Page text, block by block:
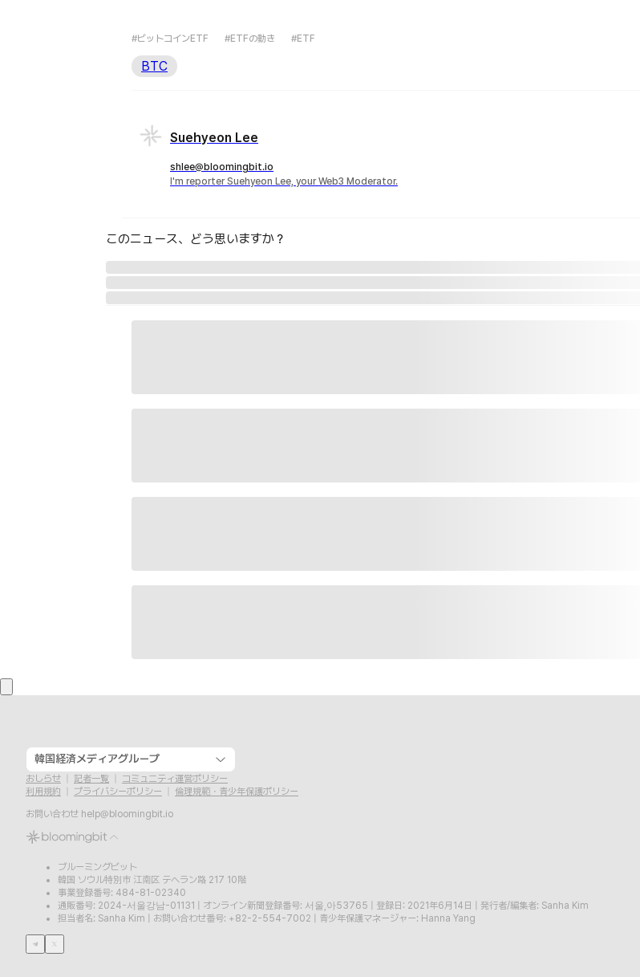
#ビットコインETF #ETFの動き #ETF
BTC
Suehyeon Lee
shlee@bloomingbit.io
I'm reporter Suehyeon Lee, your Web3 Moderator.
このニュース、どう思いますか？
韓国経済メディアグループ
おしらせ 記者一覧
コミュニティ運営ポリシー
利用規約
プライバシーポリシー
倫理規範・青少年保護ポリシー
お問い合わせ help@bloomingbit.io
ブルーミングビット
韓国 ソウル特別市 江南区 テヘラン路 217 10階
事業登録番号: 484-81-02340
通販番号: 2024-서울강남-01131
オンライン新聞登録番号: 서울,아53765 登録日: 2021年6月14日
発行者/編集者: Sanha Kim
担当者名: Sanha Kim
お問い合わせ番号: +82-2-554-7002 青少年保護マネージャー: Hanna Yang